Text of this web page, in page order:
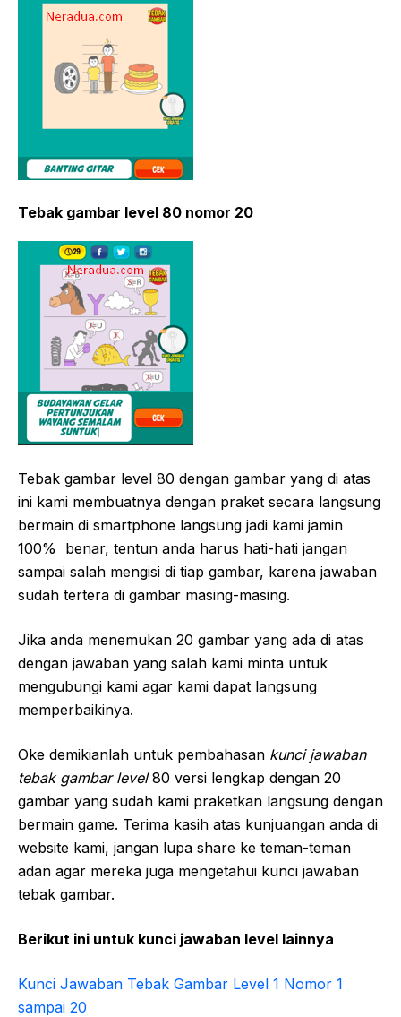
Tebak gambar level 80 nomor 20
Tebak gambar level 80 dengan gambar yang di atas
ini kami membuatnya dengan praket secara langsung
bermain di smartphone langsung jadi kami jamin
100% benar, tentun anda harus hati-hati jangan
sampai salah mengisi di tiap gambar, karena jawaban
sudah tertera di gambar masing-masing.
Jika anda menemukan 20 gambar yang ada di atas
dengan jawaban yang salah kami minta untuk
mengubungi kami agar kami dapat langsung
memperbaikinya.
Oke demikianlah untuk pembahasan kunci jawaban
tebak gambar level80 versi lengkap dengan 20
gambar yang sudah kami praketkan langsung dengan
bermain game. Terima kasih atas kunjuangan anda di
website kami, jangan lupa share ke teman-teman
adan agar mereka juga mengetahui kunci jawaban
tebak gambar.
Berikut ini untuk kunci jawaban level lainnya
Kunci Jawaban Tebak Gambar Level 1 Nomor 1
sampai 20